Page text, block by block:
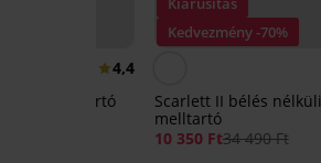
4,4
melltartó
Kedvezmény -70%
Scarlett II bélés nélküli
melltartó
10 350 Ft34 490 Ft